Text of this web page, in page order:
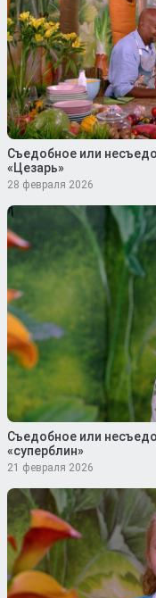
Съедобное или
«Цезарь»
28 февраля 2026
Съедобное или
«суперблин»
21 февраля 2026